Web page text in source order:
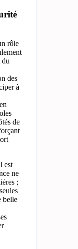
rôle
du
des
à
de
est
ne
;
belle